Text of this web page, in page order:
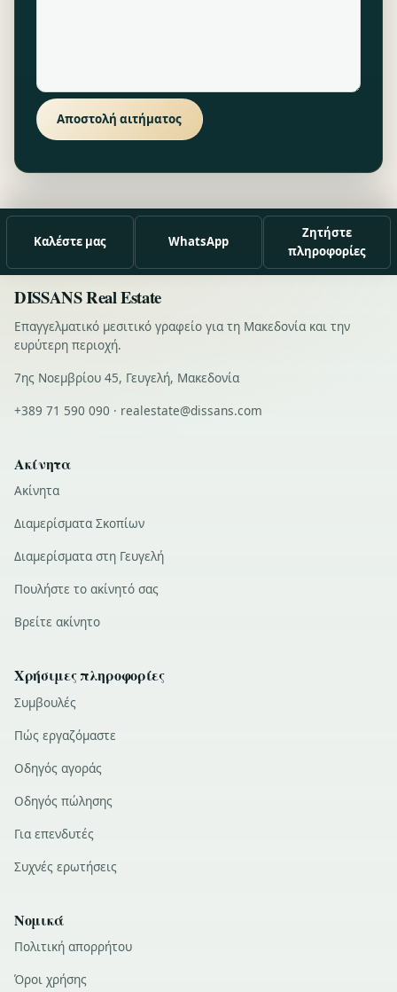
Αποστολή αιτήματος
Καλέστε μας WhatsApp
Ζητήστε
πληροφορίες
DISSANS Real Estate
Επαγγελματικό μεσιτικό γραφείο για τη Μακεδονία και την
ευρύτερη περιοχή.
7ης Νοεμβρίου 45, Γευγελή, Μακεδονία
+389 71 590 090 · realestate@dissans.com
Ακίνητα
Ακίνητα
Διαμερίσματα Σκοπίων
Διαμερίσματα στη Γευγελή
Πουλήστε το ακίνητό σας
Βρείτε ακίνητο
Χρήσιμες πληροφορίες
Συμβουλές
Πώς εργαζόμαστε
Οδηγός αγοράς
Οδηγός πώλησης
Για επενδυτές
Συχνές ερωτήσεις
Νομικά
Πολιτική απορρήτου
Όροι χρήσης